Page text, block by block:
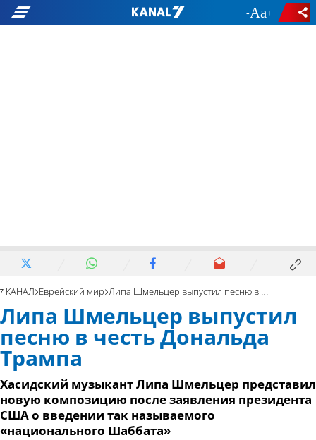
- +
7 КАНАЛ Еврейский мир Липа Шмельцер выпустил песню в честь Дональда Трампа
Липа Шмельцер выпустил
песню в честь Дональда
Трампа
Хасидский музыкант Липа Шмельцер представил
новую композицию после заявления президента
США о введении так называемого
«национального Шаббата»